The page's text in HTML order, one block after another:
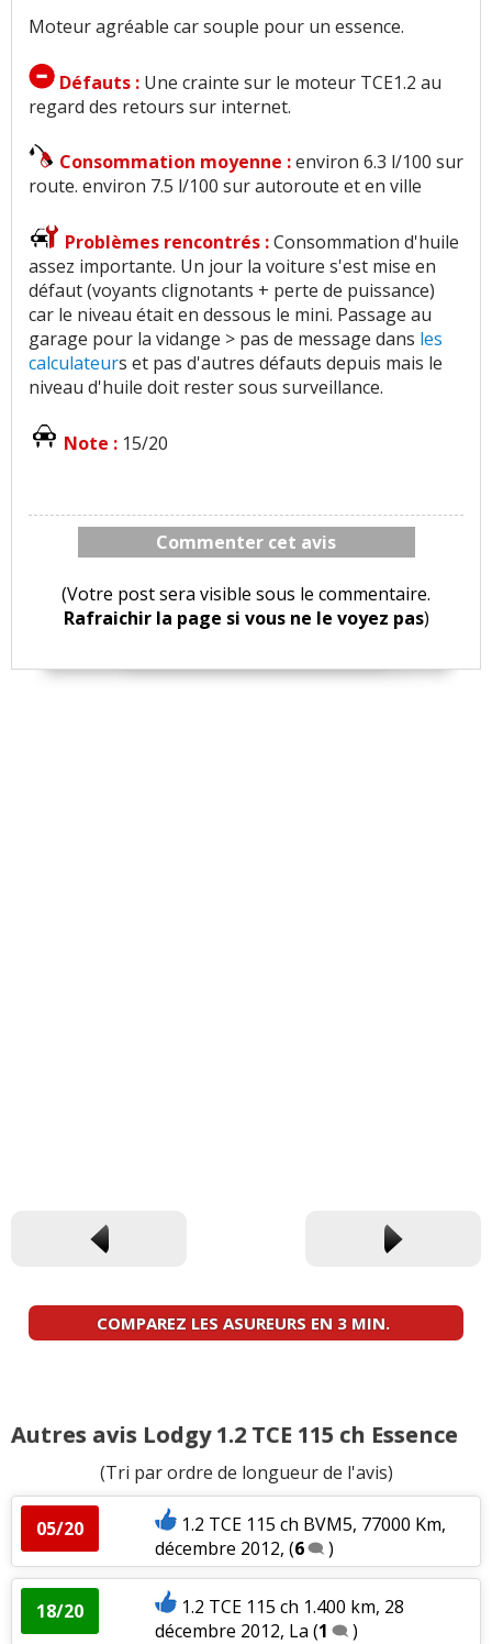
Moteur agréable car souple pour un essence.
Défauts : Une crainte sur le moteur TCE1.2 au
regard des retours sur internet.
Consommation moyenne :environ 6.3 l/100 sur
route. environ 7.5 l/100 sur autoroute et en ville
Problèmes rencontrés :Consommation d'huile
assez importante. Un jour la voiture s'est mise en
défaut (voyants clignotants + perte de puissance)
car le niveau était en dessous le mini. Passage au
garage pour la vidange > pas de message dans les
calculateurs et pas d'autres défauts depuis mais le
niveau d'huile doit rester sous surveillance.
Note : 15/20
Commenter cet avis
(Votre post sera visible sous le commentaire.
Rafraichir la page si vous ne le voyez pas)
COMPAREZ LES ASUREURS EN 3 MIN.
Autres avis Lodgy 1.2 TCE 115 ch Essence
(Tri par ordre de longueur de l'avis)
05/20
1.2 TCE 115 ch BVM5, 77000 Km,
décembre 2012, (6 )
18/20
1.2 TCE 115 ch 1.400 km, 28
décembre 2012, La (1 )